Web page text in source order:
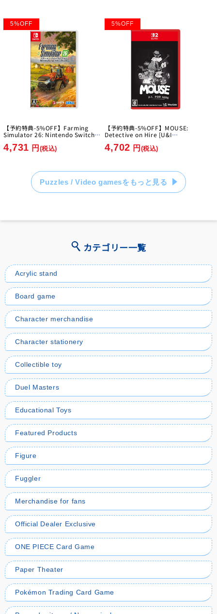
5%OFF
【予約特典-5%OFF】Farming
Simulator 26: Nintendo Switch
[Switch]
4,731 円 (税込)
5%OFF
【予約特典-5%OFF】MOUSE:
Detective on Hire [U&I
4,702 円 (税込)
Puzzles / Video gamesをもっと見る
カテゴリー一覧
Acrylic stand
Board game
Character merchandise
Character stationery
Collectible toy
Duel Masters
Educational Toys
Featured Products
Figure
Fuggler
Merchandise for fans
Official Dealer Exclusive
ONE PIECE Card Game
Paper Theater
Pokémon Trading Card Game